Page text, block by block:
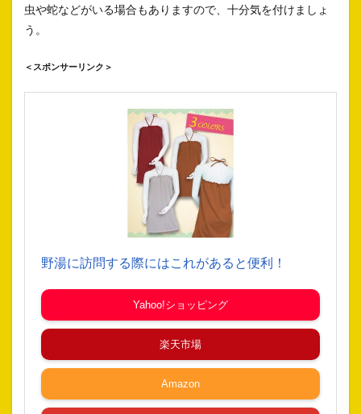
虫や蛇などがいる場合もありますので、十分気を付けましょ
う。
＜スポンサーリンク＞
野湯に訪問する際にはこれがあると便利！
Yahoo!ショッピング
楽天市場
Amazon